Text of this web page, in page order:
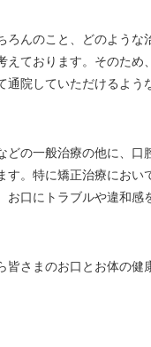
ろんのこと、どのよう
えております。そのた
通院していただけるよ
どの一般治療の他に、
す。特に矯正治療にお
お口にトラブルや違和
皆さまのお口とお体の